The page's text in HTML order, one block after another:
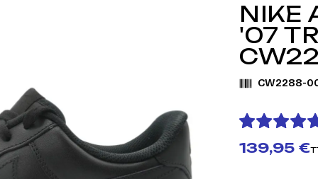
NIKE
'07
CW2288-
139,95 €